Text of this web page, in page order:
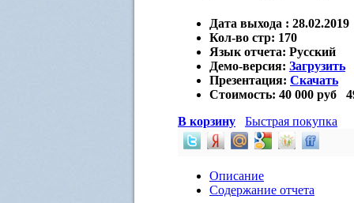
Дата выхода : 28.02.2019
Кол-во стр: 170
Язык отчета: Русский
Демо-версия: Загрузить
Презентация: Скачать
Стоимость: 40 000 руб
В корзину
Быстрая покупка
Описание
Содержание отчета